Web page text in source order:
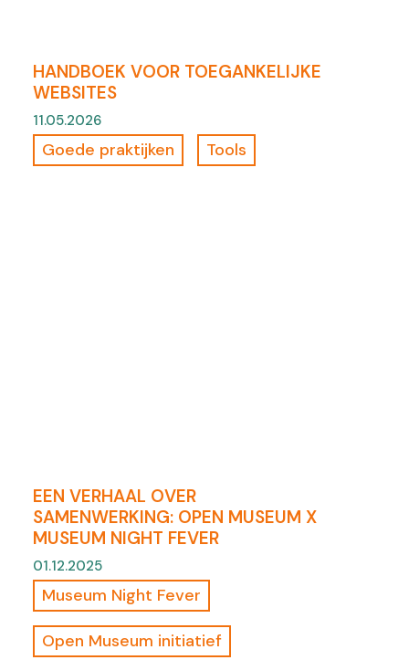
HANDBOEK VOOR TOEGANKELIJKE
WEBSITES
11.05.2026
Goede praktijken Tools
EEN VERHAAL OVER
SAMENWERKING: OPEN MUSEUM X
MUSEUM NIGHT FEVER
01.12.2025
Museum Night Fever
Open Museum initiatief